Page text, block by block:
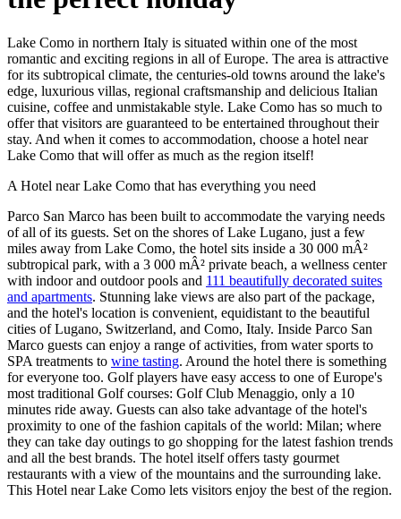
Lake Como in northern Italy is situated within one of the most
romantic and exciting regions in all of Europe. The area is attractive
for its subtropical climate, the centuries-old towns around the lake's
edge, luxurious villas, regional craftsmanship and delicious Italian
cuisine, coffee and unmistakable style. Lake Como has so much to
offer that visitors are guaranteed to be entertained throughout their
stay. And when it comes to accommodation, choose a hotel near
Lake Como that will offer as much as the region itself!
A Hotel near Lake Como that has everything you need
Parco San Marco has been built to accommodate the varying needs
of all of its guests. Set on the shores of Lake Lugano, just a few
miles away from Lake Como, the hotel sits inside a 30 000 mÂ²
subtropical park, with a 3 000 mÂ² private beach, a wellness center
with indoor and outdoor pools and 111 beautifully decorated suites
and apartments. Stunning lake views are also part of the package,
and the hotel's location is convenient, equidistant to the beautiful
cities of Lugano, Switzerland, and Como, Italy. Inside Parco San
Marco guests can enjoy a range of activities, from water sports to
SPA treatments to wine tasting. Around the hotel there is something
for everyone too. Golf players have easy access to one of Europe's
most traditional Golf courses: Golf Club Menaggio, only a 10
minutes ride away. Guests can also take advantage of the hotel's
proximity to one of the fashion capitals of the world: Milan; where
they can take day outings to go shopping for the latest fashion trends
and all the best brands. The hotel itself offers tasty gourmet
restaurants with a view of the mountains and the surrounding lake.
This Hotel near Lake Como lets visitors enjoy the best of the region.